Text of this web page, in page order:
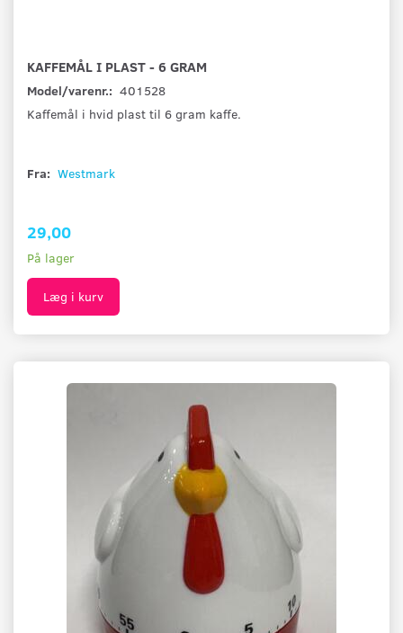
KAFFEMÅL I PLAST - 6 GRAM
Model/varenr.: 401528
Kaffemål i hvid plast til 6 gram kaffe.
Fra: Westmark
29,00
På lager
Læg i kurv